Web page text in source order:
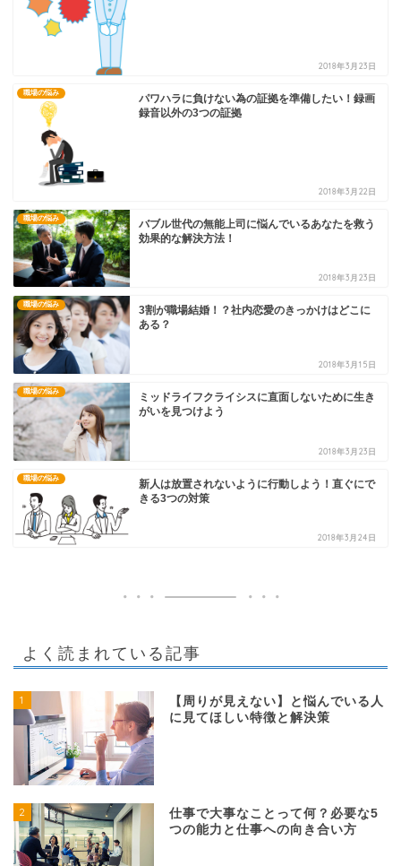
2018年3月23日
職場の悩み
パワハラに負けない為の証拠を準備したい！録画
録音以外の3つの証拠
2018年3月22日
職場の悩み
バブル世代の無能上司に悩んでいるあなたを救う
効果的な解決方法！
2018年3月23日
職場の悩み
3割が職場結婚！？社内恋愛のきっかけはどこに
ある？
2018年3月15日
職場の悩み
ミッドライフクライシスに直面しないために生き
がいを見つけよう
2018年3月23日
職場の悩み
新人は放置されないように行動しよう！直ぐにで
きる3つの対策
2018年3月24日
よく読まれている記事
1
【周りが見えない】と悩んでいる人
に見てほしい特徴と解決策
2
仕事で大事なことって何？必要な5
つの能力と仕事への向き合い方